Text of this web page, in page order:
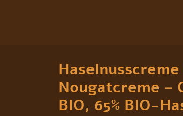
Haselnusscreme
Nougatcreme –
BIO, 65% BIO-
Nougatcreme
Crema
di
Langa